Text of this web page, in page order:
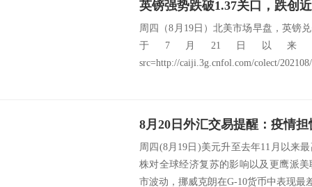
英镑强势跌破1.37关口，跌创
周四（8月19日）北美市场早盘，英镑
于7月21日以来
src=http://caiji.3g.cnfol.com/colect/
周四(8月19日)美元升至去年11月以来
株对全球经济复苏的影响以及更鹰派
市波动，挪威克朗在G-10货币中表现最